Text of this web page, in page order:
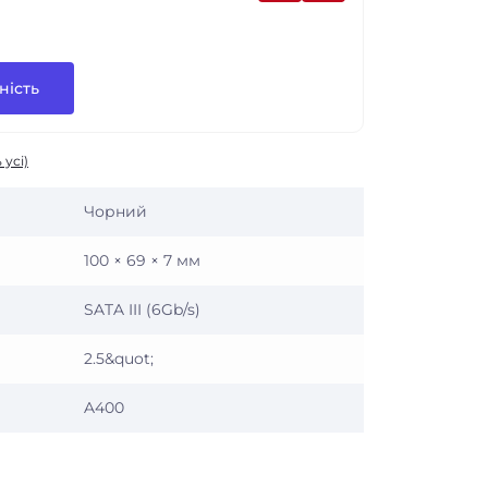
Чорний
100 × 69 × 7 мм
SATA III (6Gb/s)
2.5&quot;
A400